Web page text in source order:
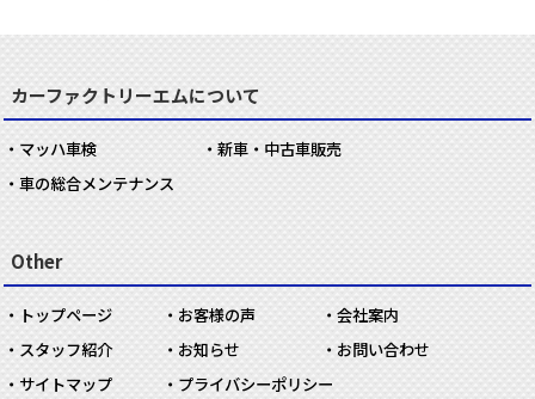
カーファクトリーエムについて
マッハ車検
新車・中古車販売
車の総合メンテナンス
Other
トップページ お客様の声
会社案内
スタッフ紹介
お知らせ
お問い合わせ
サイトマップ
プライバシーポリシー